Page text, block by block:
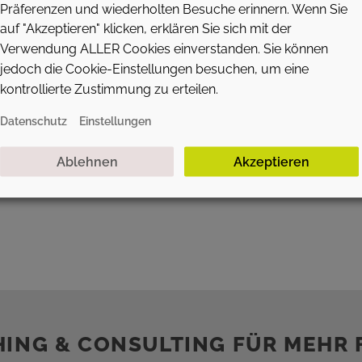
& CONSULTING FÜR MEHR
Präferenzen und wiederholten Besuche erinnern. Wenn Sie
auf "Akzeptieren" klicken, erklären Sie sich mit der
Verwendung ALLER Cookies einverstanden. Sie können
jedoch die Cookie-Einstellungen besuchen, um eine
kontrollierte Zustimmung zu erteilen.
Datenschutz Einstellungen
Ablehnen Akzeptieren